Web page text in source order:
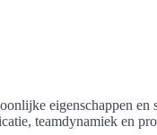
eigenschappen en
teamdynamiek en